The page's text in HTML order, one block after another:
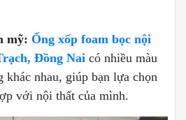
mỹ: Ống xốp foam bọc nội
Đồng Nai có nhiều màu
khác nhau, giúp bạn lựa chọn
với nội thất của mình.